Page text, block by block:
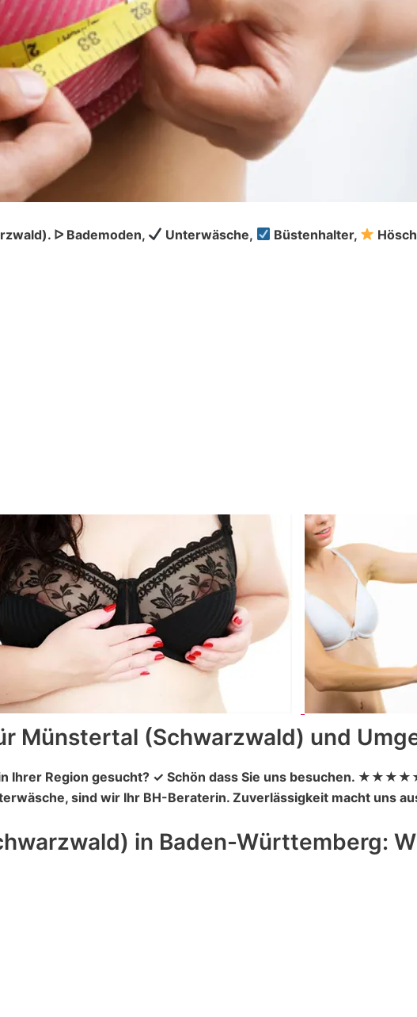
ᐅ Bademoden, Unterwäsche, Büstenhalter,
Münstertal (Schwarzwald) und
Ihrer Region gesucht? ✓ Schön dass Sie uns besuchen.
sind wir Ihr BH-Beraterin. Zuverlässigkeit macht uns
in Baden-Württemberg: